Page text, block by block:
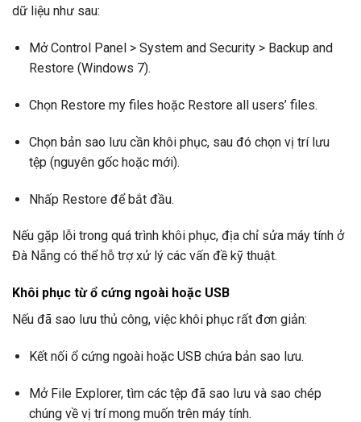
dữ liệu như sau:
Mở Control Panel > System and Security > Backup and
Restore (Windows 7).
Chọn Restore my files hoặc Restore all users’ files.
Chọn bản sao lưu cần khôi phục, sau đó chọn vị trí lưu
tệp (nguyên gốc hoặc mới).
Nhấp Restore để bắt đầu.
Nếu gặp lỗi trong quá trình khôi phục, địa chỉ sửa máy tính ở
Đà Nẵng có thể hỗ trợ xử lý các vấn đề kỹ thuật.
Khôi phục từ ổ cứng ngoài hoặc USB
Nếu đã sao lưu thủ công, việc khôi phục rất đơn giản:
Kết nối ổ cứng ngoài hoặc USB chứa bản sao lưu.
Mở File Explorer, tìm các tệp đã sao lưu và sao chép
chúng về vị trí mong muốn trên máy tính.